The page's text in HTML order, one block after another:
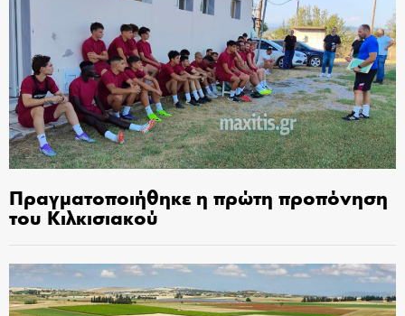
Πραγματοποιήθηκε η πρώτη προπόνηση
του Κιλκισιακού